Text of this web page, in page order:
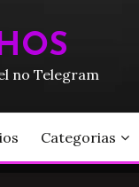
no Telegram
Categorias